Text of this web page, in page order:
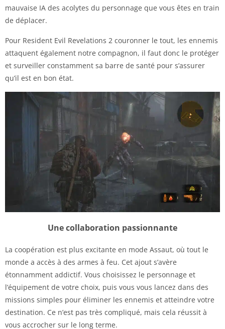
mauvaise IA des acolytes du personnage que vous êtes en train
de déplacer.
Pour Resident Evil Revelations 2 couronner le tout, les ennemis
attaquent également notre compagnon, il faut donc le protéger
et surveiller constamment sa barre de santé pour s’assurer
qu’il est en bon état.
Une collaboration passionnante
La coopération est plus excitante en mode Assaut, où tout le
monde a accès à des armes à feu. Cet ajout s’avère
étonnamment addictif. Vous choisissez le personnage et
l’équipement de votre choix, puis vous vous lancez dans des
missions simples pour éliminer les ennemis et atteindre votre
destination. Ce n’est pas très compliqué, mais cela réussit à
vous accrocher sur le long terme.